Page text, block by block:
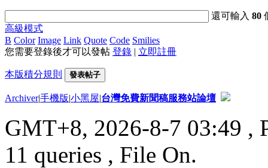
還可輸入80
高級模式
B Color Image Link Quote Code Smilies
您需要登錄後才可以發帖 登錄 | 立即註冊
本版積分規則 發表帖子
Archiver|手機版|小黑屋|台灣免費新聞稿服務站論壇
GMT+8, 2026-8-7 03:49 ,
11 queries , File On.